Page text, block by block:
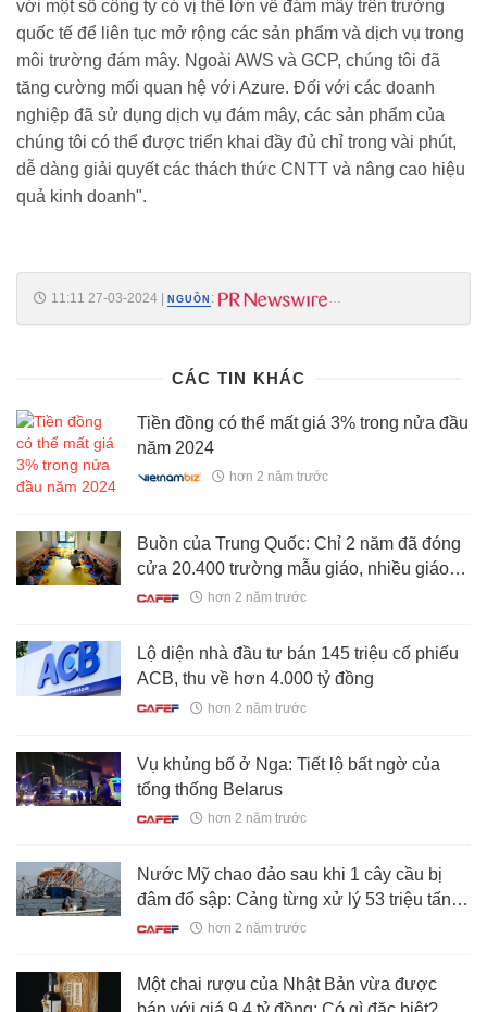
với một số công ty có vị thế lớn về đám mây trên trường
quốc tế để liên tục mở rộng các sản phẩm và dịch vụ trong
môi trường đám mây. Ngoài AWS và GCP, chúng tôi đã
tăng cường mối quan hệ với Azure. Đối với các doanh
nghiệp đã sử dụng dịch vụ đám mây, các sản phẩm của
chúng tôi có thể được triển khai đầy đủ chỉ trong vài phút,
dễ dàng giải quyết các thách thức CNTT và nâng cao hiệu
quả kinh doanh".
11:11 27-03-2024 NGUỒN :
CÁC TIN KHÁC
Tiền đồng có thể mất giá 3% trong nửa đầu
năm 2024
hơn 2 năm trước
Buồn của Trung Quốc: Chỉ 2 năm đã đóng
cửa 20.400 trường mẫu giáo, nhiều giáo
viên phải nghỉ việc vì một lý do đáng ‘báo
hơn 2 năm trước
Lộ diện nhà đầu tư bán 145 triệu cổ phiếu
ACB, thu về hơn 4.000 tỷ đồng
hơn 2 năm trước
Vụ khủng bố ở Nga: Tiết lộ bất ngờ của
tổng thống Belarus
hơn 2 năm trước
Nước Mỹ chao đảo sau khi 1 cây cầu bị
đâm đổ sập: Cảng từng xử lý 53 triệu tấn
hàng/năm tê liệt, 15.000 lao động bơ vơ,
nghiêm trọng
hơn 2 năm trước
Một chai rượu của Nhật Bản vừa được